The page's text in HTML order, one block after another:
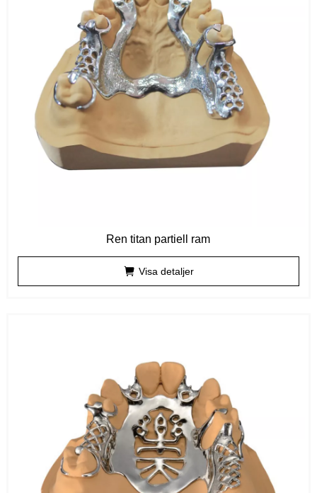
Ren titan partiell ram
Visa detaljer